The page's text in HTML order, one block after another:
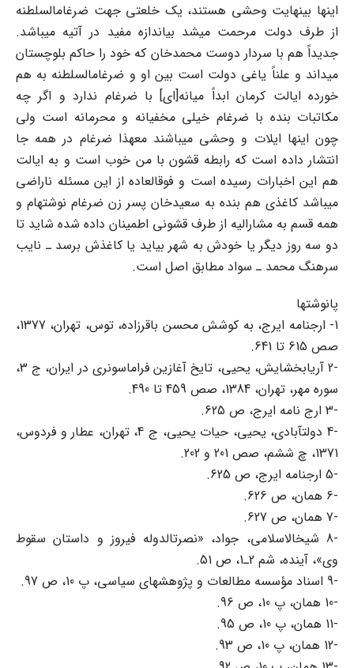
اینها بینهایت وحشی هستند، یک خلعتی جهت ضرغامالسلطنه
از طرف دولت مرحمت میشد بیاندازه مفید در آتیه میباشد.
جدیداً هم با سردار دوست محمدخان که خود را حاکم بلوچستان
میداند و علناً یاغی دولت است بین او و ضرغامالسلطنه به هم
خورده ایالت کرمان ابداً میانه[ای] با ضرغام ندارد و اگر چه
مکاتبات بنده با ضرغام خیلی مخفیانه و محرمانه است ولی
چون اینها ایلات و وحشی میباشند معهذا ضرغام در همه جا
انتشار داده است که رابطه قشون با من خوب است و به ایالت
هم این اخبارات رسیده است و فوقالعاده از این مسئله ناراضی
میباشد کاغذی هم بنده به سعیدخان پسر زن ضرغام نوشتهام و
همه قسم به مشارالیه از طرف قشونی اطمینان داده شده شاید تا
دو سه روز دیگر یا خودش به شهر بیاید یا کاغذش برسد ـ نایب
سرهنگ محمد ـ سواد مطابق اصل است.
پانوشتها
1- ارجنامه ایرج، به کوشش محسن باقرزاده، توس، تهران، 1377،
صص 615 تا 641.
-2 آریابخشایش، یحیی، تایخ آغازین فراماسونری در ایران، ج 3،
سوره مهر، تهران، 1384، صص 459 تا 490.
-3 ارج نامه ایرج، ص 625.
-4 دولتآبادی، یحیی، حیات یحیی، ج 4، تهران، عطار و فردوس،
1371، چ ششم، صص 201 و 202.
-5 ارجنامه ایرج، ص 625.
-6 همان، ص 626.
-7 همان، ص 627.
-8 شیخالاسلامی، جواد، «نصرتالدوله فیروز و داستان سقوط
وی»، آینده، شم 2ـ1، ص 51.
-9 اسناد مؤسسه مطالعات و پژوهشهای سیاسی، پ 10، ص 97.
-10 همان، پ 10، ص 96.
-11 همان، پ 10، ص 95.
-12 همان، پ 10، ص 93.